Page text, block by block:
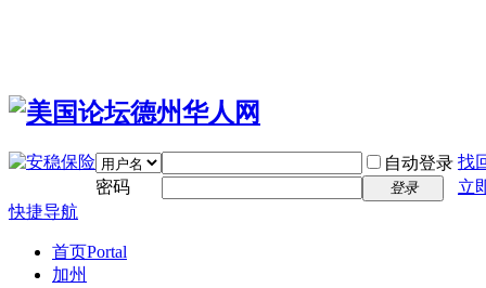
自动登录 找
密码
登录
立
快捷导航
首页Portal
加州